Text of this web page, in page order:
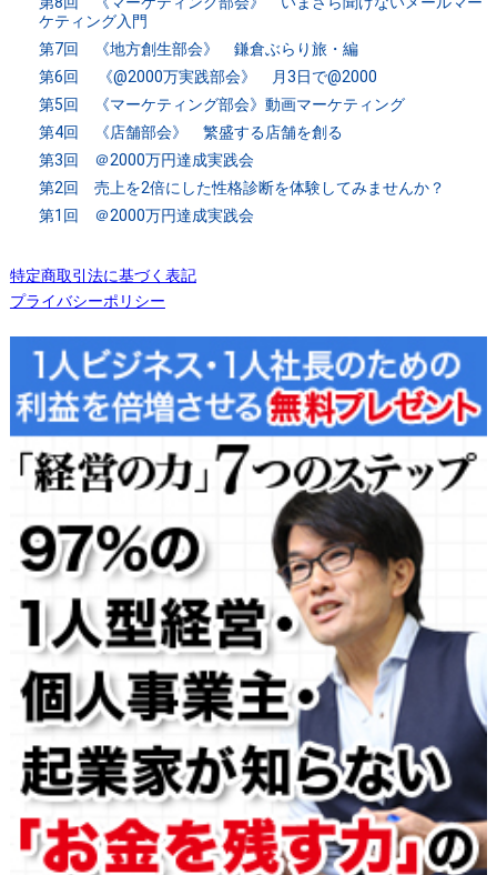
ケティング入門
第7回 《地方創生部会》 鎌倉ぶらり旅・編
第6回 《@2000万実践部会》 月3日で@2000
第5回 《マーケティング部会》動画マーケティング
第4回 《店舗部会》 繁盛する店舗を創る
第3回 ＠2000万円達成実践会
第2回 売上を2倍にした性格診断を体験してみませんか？
第1回 ＠2000万円達成実践会
特定商取引法に基づく表記
プライバシーポリシー